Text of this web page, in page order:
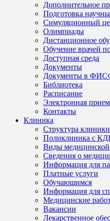
Дополнительное
Подготовка
Симуляционный
Олимпиады
Дистанционное
Обучение врачей
Доступная среда
Документы
Документы в
Библиотека
Расписание
Электронная
Контакты
Клиника
Структура клиники
Поликлиника с
Виды
Сведения о
Информация для
Платные услуги
Обучающимся
Информация для
Медицинские
Вакансии
Лекарственное